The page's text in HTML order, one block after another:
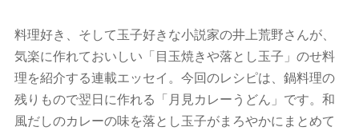
料理好き、そして玉子好きな小説家の井上荒野さんが、
気楽に作れておいしい「目玉焼きや落とし玉子」のせ料
理を紹介する連載エッセイ。今回のレシピは、鍋料理の
残りもので翌日に作れる「月見カレーうどん」です。和
風だしのカレーの味を落とし玉子がまろやかにまとめて